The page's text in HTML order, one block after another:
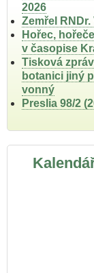
2026
Zemřel
Hořec,
v časopise
Tisková
botanici jiný
vonný
Preslia 98/2